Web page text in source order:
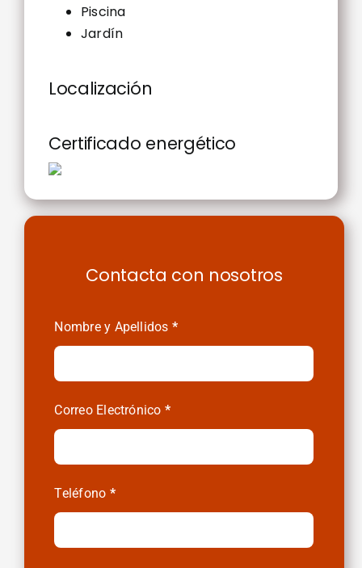
Piscina
Jardín
Localización
Certificado energético
Contacta con nosotros
Contactenos
Compras
Nombre y Apellidos *
Correo Electrónico *
Teléfono *